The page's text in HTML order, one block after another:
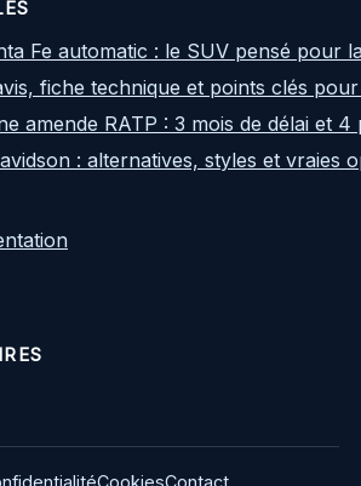
Fe automatic : le SUV pensé pour
fiche technique et points clés
amende RATP : 3 mois de délai et
: alternatives, styles et vraies
CookiesContact